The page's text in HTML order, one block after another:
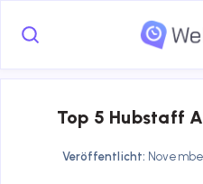
Top 5 Hubstaff
Veröffentlicht: